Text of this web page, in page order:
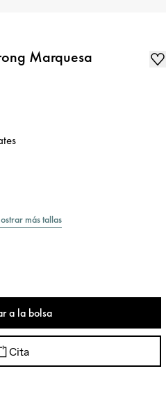
Marquesa
más tallas
a la bolsa
Cita